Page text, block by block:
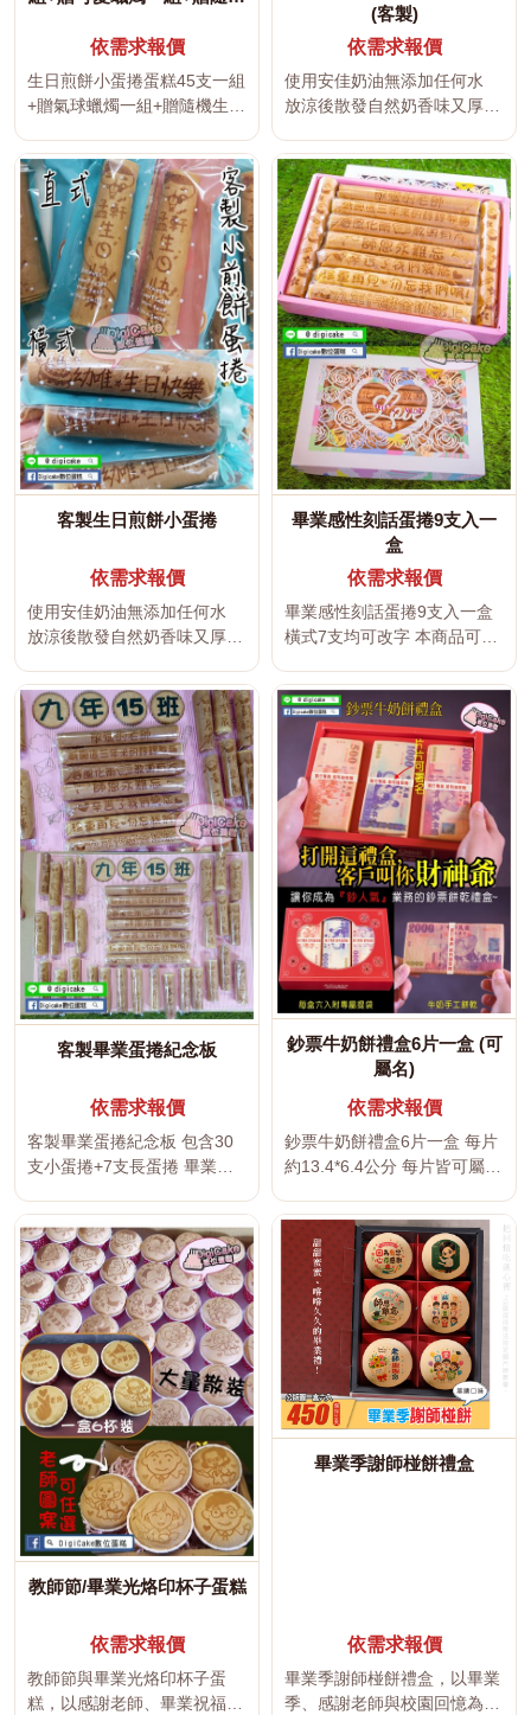
依需求報價
生日煎餅小蛋捲蛋糕45支一組
+贈氣球蠟燭一組+贈隨機生日
(客製)
依需求報價
使用安佳奶油無添加任何水
放涼後散發自然奶香味又厚實
插...
客製生日煎餅小蛋捲
依需求報價
使用安佳奶油無添加任何水
放涼後散發自然奶香味又厚實
插...
畢業感性刻話蛋捲9支入一
盒
依需求報價
畢業感性刻話蛋捲9支入一盒
橫式7支均可改字 本商品可將
企...
客製畢業蛋捲紀念板
依需求報價
客製畢業蛋捲紀念板 包含30
支小蛋捲+7支長蛋捲 畢業小
鈔票牛奶餅禮盒6片一盒 (可
屬名)
依需求報價
鈔票牛奶餅禮盒6片一盒 每片
約13.4*6.4公分 每片皆可屬名
教師節/畢業光烙印杯子蛋糕
依需求報價
教師節與畢業光烙印杯子蛋
糕，以感謝老師、畢業祝福、
畢業季謝師椪餅禮盒
依需求報價
畢業季謝師椪餅禮盒，以畢業
季、感謝老師與校園回憶為設